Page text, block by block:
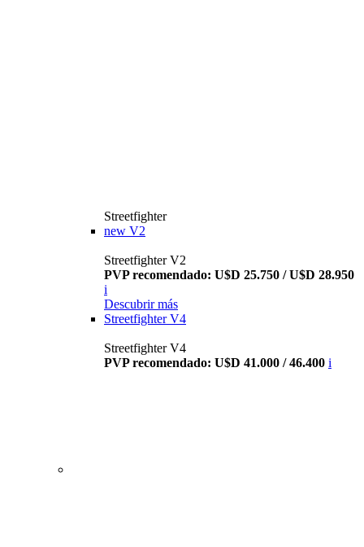
Streetfighter
new V2
Streetfighter V2
PVP recomendado: U$D 25.750 / U$D 28.950
i
Descubrir más
Streetfighter V4
Streetfighter V4
PVP recomendado: U$D 41.000 / 46.400 i